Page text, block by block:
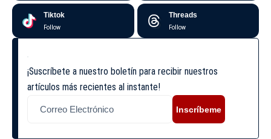
Tiktok
Follow
Threads
Follow
¡Suscríbete a nuestro boletín para recibir nuestros
artículos más recientes al instante!
Inscríbeme